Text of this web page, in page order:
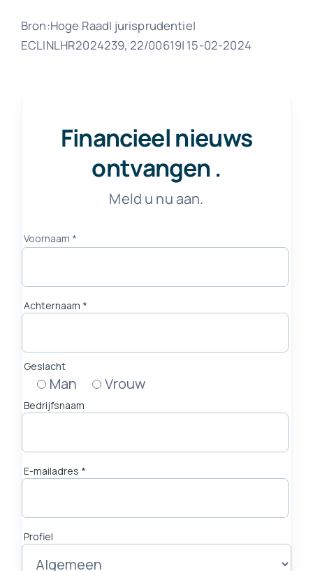
Bron:Hoge Raad| jurisprudentie|
ECLINLHR2024239, 22/00619| 15-02-2024
Financieel nieuws
ontvangen .
Meld u nu aan.